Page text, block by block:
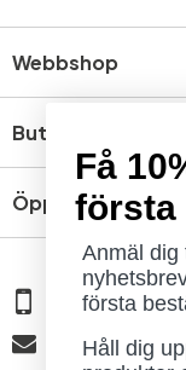
Webbshop
Butik
Öppettider
08 - 654 29 00
Få
första
Anmäl dig
första
Håll dig